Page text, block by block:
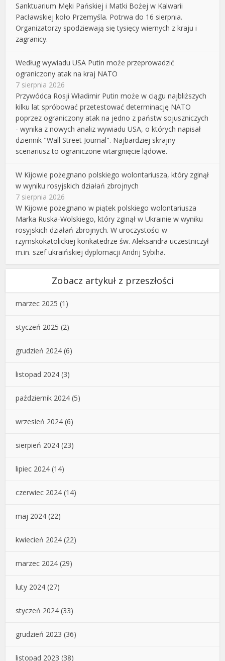
Sanktuarium Męki Pańskiej i Matki Bożej w Kalwarii
Pacławskiej koło Przemyśla. Potrwa do 16 sierpnia.
Organizatorzy spodziewają się tysięcy wiernych z kraju i
zagranicy.
Według wywiadu USA Putin może przeprowadzić
ograniczony atak na kraj NATO
7 sierpnia 2026
Przywódca Rosji Władimir Putin może w ciągu najbliższych
kilku lat spróbować przetestować determinację NATO
poprzez ograniczony atak na jedno z państw sojuszniczych
- wynika z nowych analiz wywiadu USA, o których napisał
dziennik "Wall Street Journal". Najbardziej skrajny
scenariusz to ograniczone wtargnięcie lądowe.
W Kijowie pożegnano polskiego wolontariusza, który zginął
w wyniku rosyjskich działań zbrojnych
7 sierpnia 2026
W Kijowie pożegnano w piątek polskiego wolontariusza
Marka Ruska-Wolskiego, który zginął w Ukrainie w wyniku
rosyjskich działań zbrojnych. W uroczystości w
rzymskokatolickiej konkatedrze św. Aleksandra uczestniczył
m.in. szef ukraińskiej dyplomacji Andrij Sybiha.
Zobacz artykuł z przeszłości
marzec 2025 (1)
styczeń 2025 (2)
grudzień 2024 (6)
listopad 2024 (3)
październik 2024 (5)
wrzesień 2024 (6)
sierpień 2024 (23)
lipiec 2024 (14)
czerwiec 2024 (14)
maj 2024 (22)
kwiecień 2024 (22)
marzec 2024 (29)
luty 2024 (27)
styczeń 2024 (33)
grudzień 2023 (36)
listopad 2023 (38)